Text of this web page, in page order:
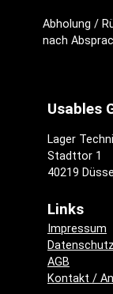
Abholung /
nach
Usables
Lager
Stadttor 1
40219
Links
Impressum
AGB
Kontakt /